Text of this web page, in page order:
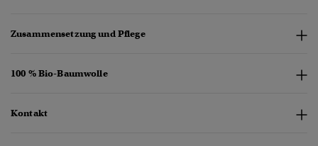
Zusammensetzung und Pflege
100 % Bio-Baumwolle
Kontakt